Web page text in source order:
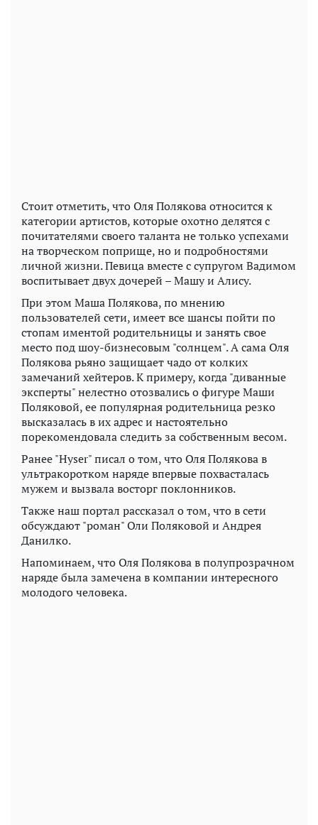
Стоит отметить, что Оля Полякова относится к
категории артистов, которые охотно делятся с
почитателями своего таланта не только успехами
на творческом поприще, но и подробностями
личной жизни. Певица вместе с супругом Вадимом
воспитывает двух дочерей – Машу и Алису.
При этом Маша Полякова, по мнению
пользователей сети, имеет все шансы пойти по
стопам иментой родительницы и занять свое
место под шоу-бизнесовым "солнцем". А сама Оля
Полякова рьяно защищает чадо от колких
замечаний хейтеров. К примеру, когда "диванные
эксперты" нелестно отозвались о фигуре Маши
Поляковой, ее популярная родительница резко
высказалась в их адрес и настоятельно
порекомендовала следить за собственным весом.
Ранее "Hyser" писал о том, что Оля Полякова в
ультракоротком наряде впервые похвасталась
мужем и вызвала восторг поклонников.
Также наш портал рассказал о том, что в сети
обсуждают "роман" Оли Поляковой и Андрея
Данилко.
Напоминаем, что Оля Полякова в полупрозрачном
наряде была замечена в компании интересного
молодого человека.